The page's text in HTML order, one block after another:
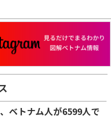
ベトナム人が6599人で